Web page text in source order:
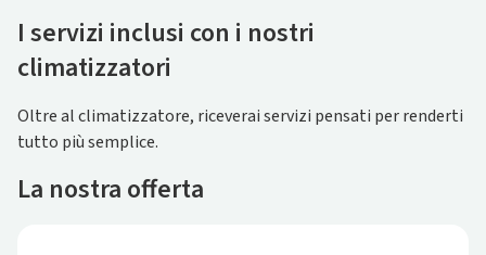
I servizi inclusi con i nostri
climatizzatori
Oltre al climatizzatore, riceverai servizi pensati per renderti
tutto più semplice.
La nostra offerta